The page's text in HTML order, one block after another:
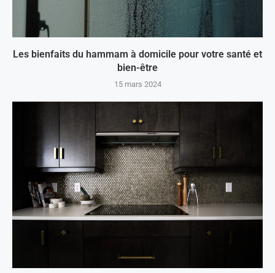
Les bienfaits du hammam à domicile pour votre santé et
bien-être
15 mars 2024